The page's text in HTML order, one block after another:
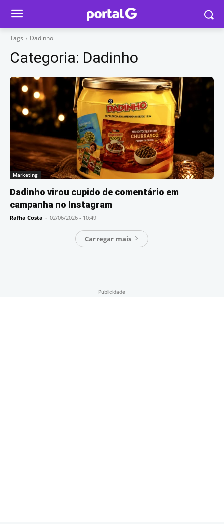
Tags Dadinho
Categoria: Dadinho
Marketing
Dadinho virou cupido de comentário em
campanha no Instagram
Rafha Costa - 02/06/2026 - 10:49
Carregar mais
Publicidade